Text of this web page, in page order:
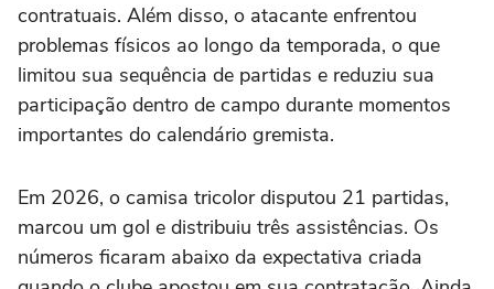
contratuais. Além disso, o atacante enfrentou
problemas físicos ao longo da temporada, o que
limitou sua sequência de partidas e reduziu sua
participação dentro de campo durante momentos
importantes do calendário gremista.
Em 2026, o camisa tricolor disputou 21 partidas,
marcou um gol e distribuiu três assistências. Os
números ficaram abaixo da expectativa criada